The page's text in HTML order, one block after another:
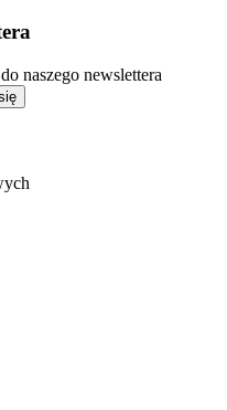
naszego newslettera